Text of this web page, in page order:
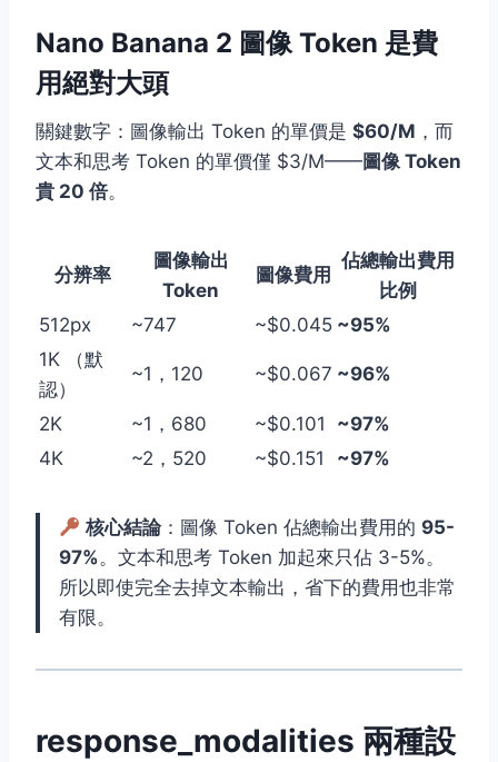
Nano Banana 2 圖像 Token 是費
用絕對大頭
關鍵數字：圖像輸出 Token 的單價是 $60/M ，而
文本和思考 Token 的單價僅 $3/M——圖像 Token
貴 20 倍。
分辨率
圖像輸出
Token
圖像費用
佔總輸出費用
比例
512px
~747 ~$0.045 ~95%
1K （默
認）
~1，120 ~$0.067 ~96%
2K ~1，680 ~$0.101
~97%
4K
~2，520 ~$0.151 ~97%
核心結論：圖像 Token 佔總輸出費用的 95-
97%。文本和思考 Token 加起來只佔 3-5%。
所以即使完全去掉文本輸出，省下的費用也非常
有限。
response_modalities 兩種設